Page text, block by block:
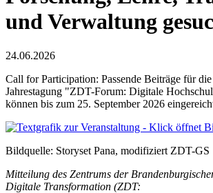
und Verwaltung
24.06.2026
Call for Participation: Passende Beiträge für
Jahrestagung "ZDT-Forum: Digitale
können bis zum 25. September 2026
Bildquelle: Storyset Pana, modifiziert ZDT-GS
Mitteilung des Zentrums der
Digitale Transformation (ZDT: